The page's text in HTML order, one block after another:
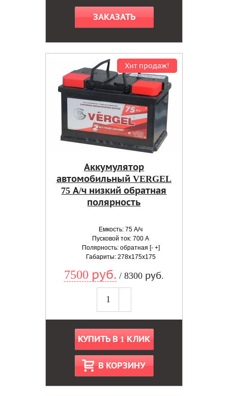
ЗАКАЗАТЬ
Хит продаж!
Аккумулятор
автомобильный VERGEL
75 А/ч низкий обратная
полярность
Емкость: 75 А/ч
Пусковой ток: 700 А
Полярность: обратная [- +]
Габариты: 278x175x175
7500 руб. / 8300 руб.
КУПИТЬ В 1 КЛИК
В КОРЗИНУ